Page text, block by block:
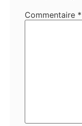
Commentaire *